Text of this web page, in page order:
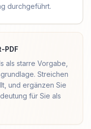
durchgeführt.
PDF
als starre Vorgabe,
Streichen
und ergänzen Sie
für Sie als